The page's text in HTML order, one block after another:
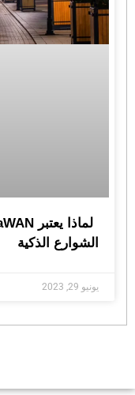
الشوارع الذكية
يونيو 29, 2023